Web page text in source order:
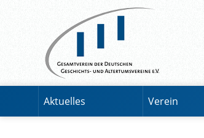
Aktuelles Verein